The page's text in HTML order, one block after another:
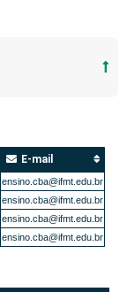
E-mail
ensino.cba@ifmt.edu.br
ensino.cba@ifmt.edu.br
ensino.cba@ifmt.edu.br
ensino.cba@ifmt.edu.br